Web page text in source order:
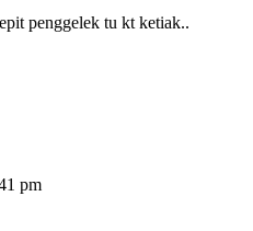
penggelek tu kt ketiak..
pm